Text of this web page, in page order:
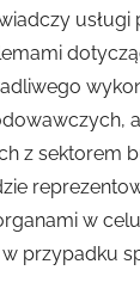
usługi
z sektorem
w
przypadku